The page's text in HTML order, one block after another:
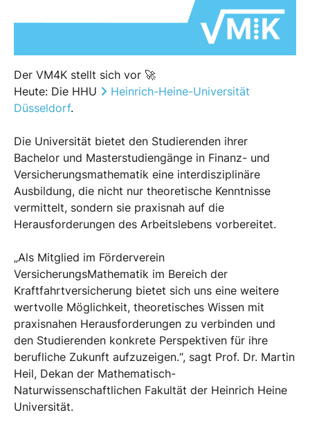
Der VM4K stellt sich vor 🚀
Heute: Die HHU
Heinrich-Heine-Universität
Düsseldorf.
Die Universität bietet den Studierenden ihrer
Bachelor und Masterstudiengänge in Finanz- und
Versicherungsmathematik eine interdisziplinäre
Ausbildung, die nicht nur theoretische Kenntnisse
vermittelt, sondern sie praxisnah auf die
Herausforderungen des Arbeitslebens vorbereitet.
„Als Mitglied im Förderverein
VersicherungsMathematik im Bereich der
Kraftfahrtversicherung bietet sich uns eine weitere
wertvolle Möglichkeit, theoretisches Wissen mit
praxisnahen Herausforderungen zu verbinden und
den Studierenden konkrete Perspektiven für ihre
berufliche Zukunft aufzuzeigen.“, sagt Prof. Dr. Martin
Heil, Dekan der Mathematisch-
Naturwissenschaftlichen Fakultät der Heinrich Heine
Universität.